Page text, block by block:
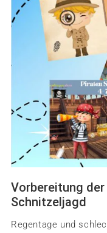
Vorbereitung
Schnitzeljagd
Regentage und